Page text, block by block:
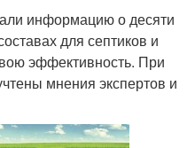
информацию о десяти
для септиков и
эффективность. При
мнения экспертов и